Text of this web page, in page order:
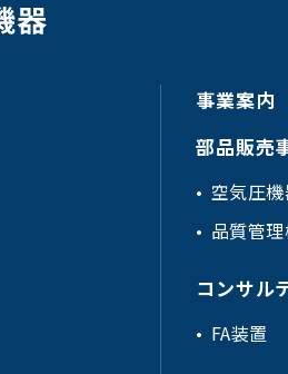
事業案内
部品販売
空気圧
品質管
コンサル
FA装置